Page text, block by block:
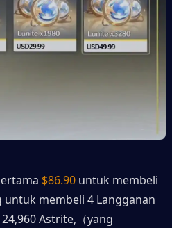
$86.90 untuk membeli
membeli 4 Langganan
Astrite,（yang